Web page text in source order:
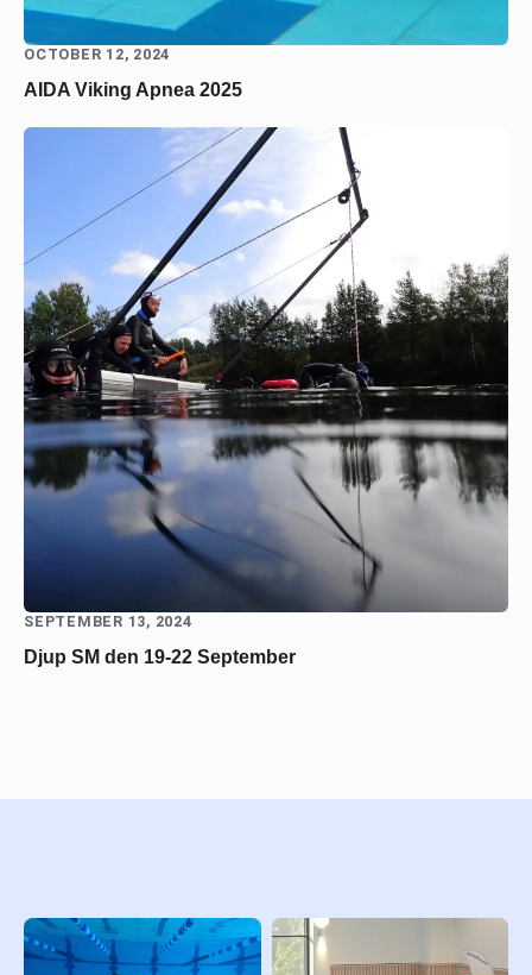
AIDA Viking Apnea 2025
OCTOBER 12, 2024
Djup SM den 19-22 September
SEPTEMBER 13, 2024